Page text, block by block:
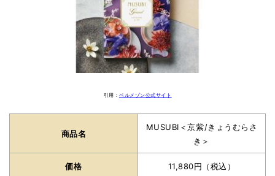
引用：ベルメゾン公式サイト
商品名
MUSUBI＜京紫/きょうむらさ
き＞
価格 11,880円（税込）